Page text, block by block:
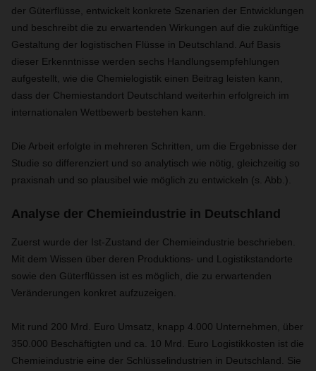
der Güterflüsse, entwickelt konkrete Szenarien der Entwicklungen
und beschreibt die zu erwartenden Wirkungen auf die zukünftige
Gestaltung der logistischen Flüsse in Deutschland. Auf Basis
dieser Erkenntnisse werden sechs Handlungsempfehlungen
aufgestellt, wie die Chemielogistik einen Beitrag leisten kann,
dass der Chemiestandort Deutschland weiterhin erfolgreich im
internationalen Wettbewerb bestehen kann.
Die Arbeit erfolgte in mehreren Schritten, um die Ergebnisse der
Studie so differenziert und so analytisch wie nötig, gleichzeitig so
praxisnah und so plausibel wie möglich zu entwickeln (s. Abb.).
Analyse der Chemieindustrie in Deutschland
Zuerst wurde der Ist-Zustand der Chemieindustrie beschrieben.
Mit dem Wissen über deren Produktions- und Logistikstandorte
sowie den Güterflüssen ist es möglich, die zu erwartenden
Veränderungen konkret aufzuzeigen.
Mit rund 200 Mrd. Euro Umsatz, knapp 4.000 Unternehmen, über
350.000 Beschäftigten und ca. 10 Mrd. Euro Logistikkosten ist die
Chemieindustrie eine der Schlüsselindustrien in Deutschland. Sie